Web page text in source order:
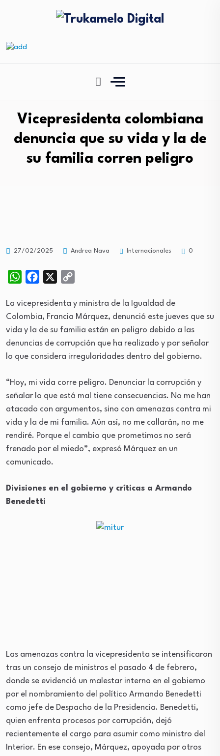
Vicepresidenta colombiana
denuncia que su vida y la de
su familia corren peligro
27/02/2025 Andrea Nava Internacionales 0
WhatsAppFacebook
La vicepresidenta y ministra de la Igualdad de
Colombia, Francia Márquez, denunció este jueves que su
vida y la de su familia están en peligro debido a las
denuncias de corrupción que ha realizado y por señalar
lo que considera irregularidades dentro del gobierno.
“Hoy, mi vida corre peligro. Denunciar la corrupción y
señalar lo que está mal tiene consecuencias. No me han
atacado con argumentos, sino con amenazas contra mi
vida y la de mi familia. Aún así, no me callarán, no me
rendiré. Porque el cambio que prometimos no será
frenado por el miedo”, expresó Márquez en un
comunicado.
Divisiones en el gobierno y críticas a Armando
Benedetti
Las amenazas contra la vicepresidenta se intensificaron
tras un consejo de ministros el pasado 4 de febrero,
donde se evidenció un malestar interno en el gobierno
por el nombramiento del político Armando Benedetti
como jefe de Despacho de la Presidencia. Benedetti,
quien enfrenta procesos por corrupción, dejó
recientemente el cargo para asumir como ministro del
Interior. En ese consejo, Márquez, apoyada por otros